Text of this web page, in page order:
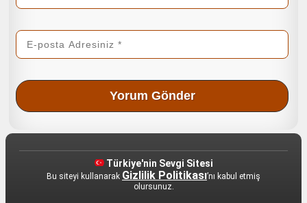
Türkiye'nin Sevgi Sitesi
Bu siteyi kullanarak Gizlilik Politikası’nı kabul etmiş
olursunuz.